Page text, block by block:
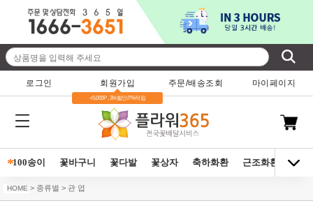
로그인 회원가입
+5,000P , 3%할인/7%적립
주문/배송조회 마이페이지
*100송이 꽃바구니 꽃다발 꽃상자 축하화환 근조화환 동양
HOME > 종류별 > 관 엽